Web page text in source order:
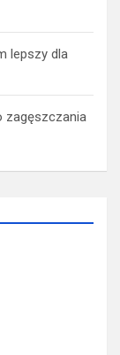
lepszy dla
zagęszczania